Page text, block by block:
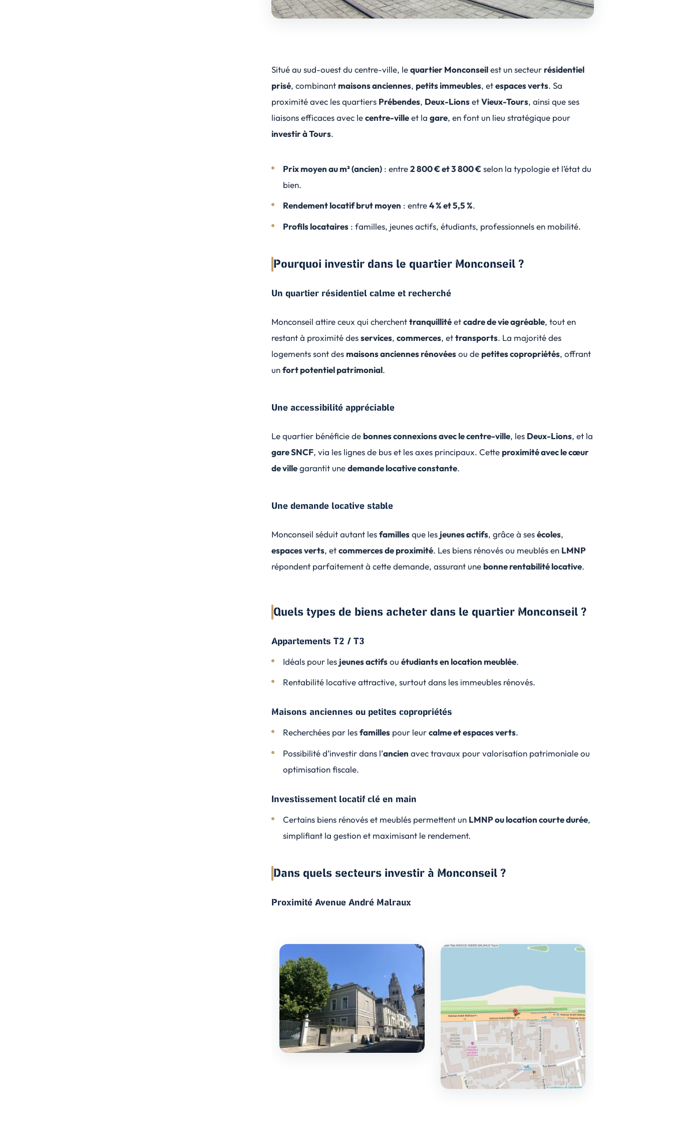
Situé au sud-ouest du centre-ville, lequartier Monconseilest un secteur résidentiel
prisé, combinant maisons anciennes, petits immeubles, etespaces verts. Sa
proximité avec les quartiers Prébendes, Deux-LionsetVieux-Tours, ainsi que ses
liaisons efficaces avec lecentre-villeet lagare, en font un lieu stratégique pour
investir à Tours.
Prix moyen au m² (ancien): entre2 800 € et 3 800 €selon la typologie et l’état du
bien.
Rendement locatif brut moyen : entre4 % et 5,5 %.
Profils locataires: familles, jeunes actifs, étudiants, professionnels en mobilité.
Pourquoi investir dans le quartier Monconseil ?
Un quartier résidentiel calme et recherché
Monconseil attire ceux qui cherchenttranquillitéetcadre de vie agréable, tout en
restant à proximité desservices,commerces, ettransports. La majorité des
logements sont des maisons anciennes rénovéesou de petites copropriétés, offrant
unfort potentiel patrimonial.
Une accessibilité appréciable
Le quartier bénéficie de bonnes connexions avec le centre-ville, les Deux-Lions, et la
gare SNCF, via les lignes de bus et les axes principaux. Cette proximité avec le cœur
de villegarantit unedemande locative constante.
Une demande locative stable
Monconseil séduit autant lesfamillesque les jeunes actifs, grâce à sesécoles,
espaces verts, etcommerces de proximité. Les biens rénovés ou meublés en LMNP
répondent parfaitement à cette demande, assurant une bonne rentabilité locative.
Quels types de biens acheter dans le quartier Monconseil ?
Appartements T2 / T3
Idéals pour les jeunes actifsou étudiants en location meublée.
Rentabilité locative attractive, surtout dans les immeubles rénovés.
Maisons anciennes ou petites copropriétés
Recherchées par lesfamillespour leurcalme et espaces verts.
Possibilité d’investir dans l’ancien avec travaux pour valorisation patrimoniale ou
optimisation fiscale.
Investissement locatif clé en main
Certains biens rénovés et meublés permettent un LMNP ou location courte durée,
simplifiant la gestion et maximisant le rendement.
Dans quels secteurs investir à Monconseil ?
Proximité Avenue André Malraux